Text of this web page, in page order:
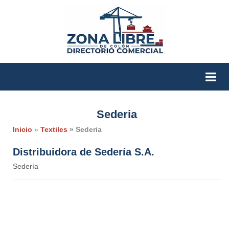
Sederia
Inicio » Textiles » Sederia
Distribuidora de Sedería S.A.
Sedería